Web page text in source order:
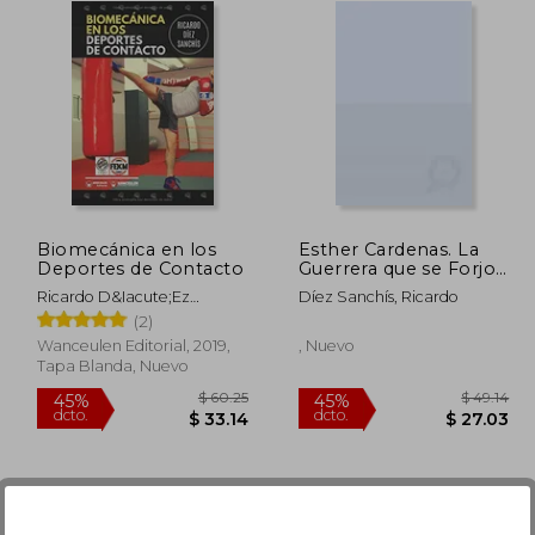
Biomecánica en los
Deportes de Contacto
Ricardo D&Iacute;Ez
Sanch&Iacute;S
(2)
Wanceulen Editorial, 2019,
Tapa Blanda, Nuevo
Esther Cardenas. La
Guerrera que se Forjo
Gimnasia Ritmica
Díez Sanchís, Ricardo
, Nuevo